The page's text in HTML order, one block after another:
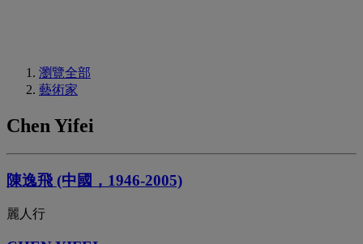
瀏覽全部
藝術家
Chen Yifei
陳逸飛 (中國，1946-2005)
麗人行